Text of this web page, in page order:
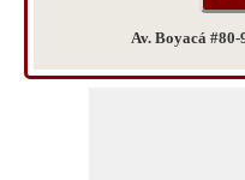
Av. Boyacá